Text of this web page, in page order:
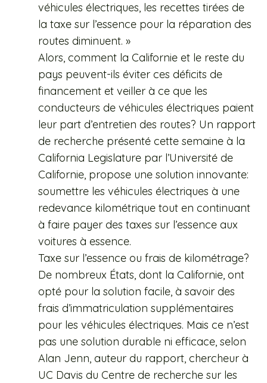
véhicules électriques, les recettes tirées de
la taxe sur l’essence pour la réparation des
routes diminuent. »
Alors, comment la Californie et le reste du
pays peuvent-ils éviter ces déficits de
financement et veiller à ce que les
conducteurs de véhicules électriques paient
leur part d’entretien des routes? Un rapport
de recherche présenté cette semaine à la
California Legislature par l’Université de
Californie, propose une solution innovante:
soumettre les véhicules électriques à une
redevance kilométrique tout en continuant
à faire payer des taxes sur l’essence aux
voitures à essence.
Taxe sur l’essence ou frais de kilométrage?
De nombreux États, dont la Californie, ont
opté pour la solution facile, à savoir des
frais d’immatriculation supplémentaires
pour les véhicules électriques. Mais ce n’est
pas une solution durable ni efficace, selon
Alan Jenn, auteur du rapport, chercheur à
UC Davis du Centre de recherche sur les